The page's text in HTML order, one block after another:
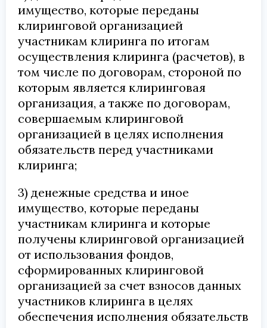
имущество, которые переданы
клиринговой организацией
участникам клиринга по итогам
осуществления клиринга (расчетов), в
том числе по договорам, стороной по
которым является клиринговая
организация, а также по договорам,
совершаемым клиринговой
организацией в целях исполнения
обязательств перед участниками
клиринга;
3) денежные средства и иное
имущество, которые переданы
участникам клиринга и которые
получены клиринговой организацией
от использования фондов,
сформированных клиринговой
организацией за счет взносов данных
участников клиринга в целях
обеспечения исполнения обязательств